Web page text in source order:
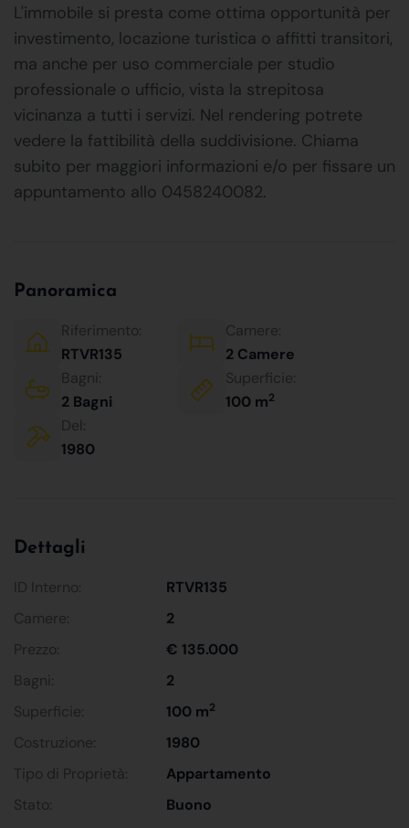
L'immobile si presta come ottima opportunità per
investimento, locazione turistica o affitti transitori,
ma anche per uso commerciale per studio
professionale o ufficio, vista la strepitosa
vicinanza a tutti i servizi. Nel rendering potrete
vedere la fattibilità della suddivisione. Chiama
subito per maggiori informazioni e/o per fissare un
appuntamento allo 0458240082.
Panoramica
Riferimento:
RTVR135
Camere:
2 Camere
Bagni:
2 Bagni
Superficie:
100 m2
Del:
1980
Dettagli
ID Interno:
RTVR135
Camere:
2
Prezzo:
€ 135.000
Bagni:
2
Superficie:
100 m2
Costruzione:
1980
Tipo di Proprietà:
Appartamento
Stato:
Buono